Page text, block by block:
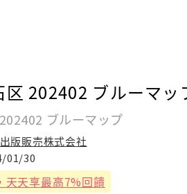
区 202402 ブルーマッ
ブルーマップ
版販売株式会社
01/30
天天享最高7%回饋